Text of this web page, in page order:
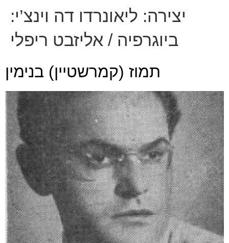
יצירה: ליאונרדו דה וינצ’י:
ביוגרפיה / אליזבט ריפלי
תמוז (קמרשטיין) בנימין